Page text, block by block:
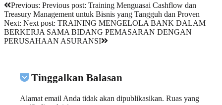
Previous: Previous post: Training Menguasai Cashflow dan
Treasury Management untuk Bisnis yang Tangguh dan Proven
Next: Next post: TRAINING MENGELOLA BANK DALAM
BERKERJA SAMA BIDANG PEMASARAN DENGAN
PERUSAHAAN ASURANSI
Tinggalkan Balasan
Alamat email Anda tidak akan dipublikasikan. Ruas yang